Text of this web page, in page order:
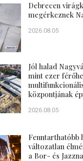
Debrecen
megérkeznek
2026.08.05
Jól halad
mint ezer
központjának
2026.08.05
Fenntarthatóbb
változatlan
a Bor- és